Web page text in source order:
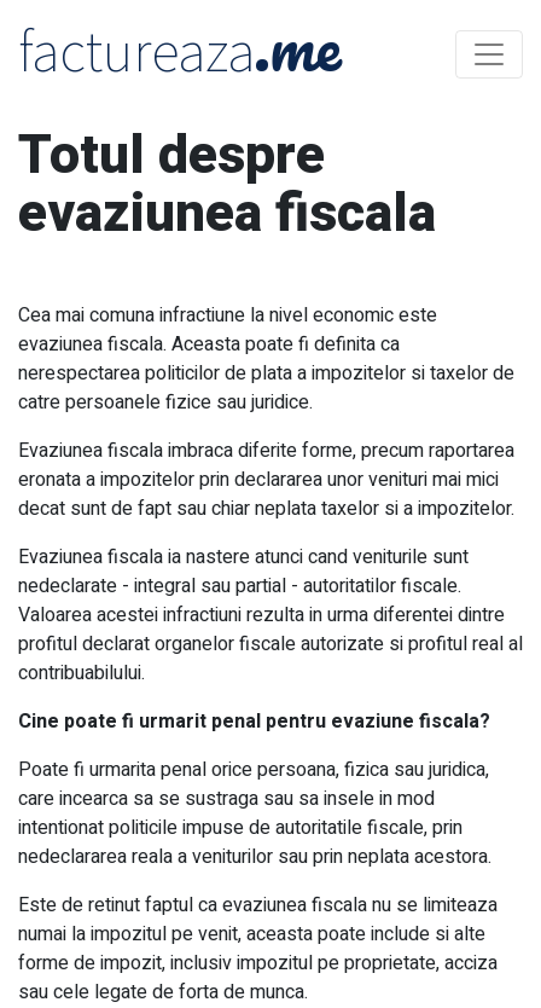
factureaza.me
Totul despre
evaziunea fiscala
Cea mai comuna infractiune la nivel economic este
evaziunea fiscala. Aceasta poate fi definita ca
nerespectarea politicilor de plata a impozitelor si taxelor de
catre persoanele fizice sau juridice.
Evaziunea fiscala imbraca diferite forme, precum raportarea
eronata a impozitelor prin declararea unor venituri mai mici
decat sunt de fapt sau chiar neplata taxelor si a impozitelor.
Evaziunea fiscala ia nastere atunci cand veniturile sunt
nedeclarate - integral sau partial - autoritatilor fiscale.
Valoarea acestei infractiuni rezulta in urma diferentei dintre
profitul declarat organelor fiscale autorizate si profitul real al
contribuabilului.
Cine poate fi urmarit penal pentru evaziune fiscala?
Poate fi urmarita penal orice persoana, fizica sau juridica,
care incearca sa se sustraga sau sa insele in mod
intentionat politicile impuse de autoritatile fiscale, prin
nedeclararea reala a veniturilor sau prin neplata acestora.
Este de retinut faptul ca evaziunea fiscala nu se limiteaza
numai la impozitul pe venit, aceasta poate include si alte
forme de impozit, inclusiv impozitul pe proprietate, acciza
sau cele legate de forta de munca.